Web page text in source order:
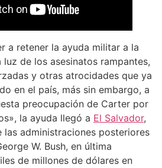
a retener la ayuda militar a la
de los asesinatos rampantes,
y otras atrocidades que ya
en el país, más sin embargo, a
preocupación de Carter por
la ayuda llegó a El Salvador,
administraciones posteriores
W. Bush, en última
de millones de dólares en